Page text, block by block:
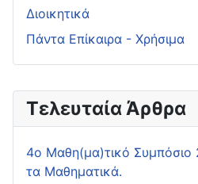
Τελευταία Άρθρα
4o Μαθη(μα)τικό Συμπόσιο
τα Μαθηματικά.
Διοικητικά
Πάντα Επίκαιρα - Χρήσιμα